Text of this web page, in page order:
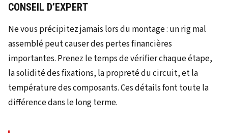
CONSEIL D’EXPERT
Ne vous précipitez jamais lors du montage : un rig mal
assemblé peut causer des pertes financières
importantes. Prenez le temps de vérifier chaque étape,
la solidité des fixations, la propreté du circuit, et la
température des composants. Ces détails font toute la
différence dans le long terme.